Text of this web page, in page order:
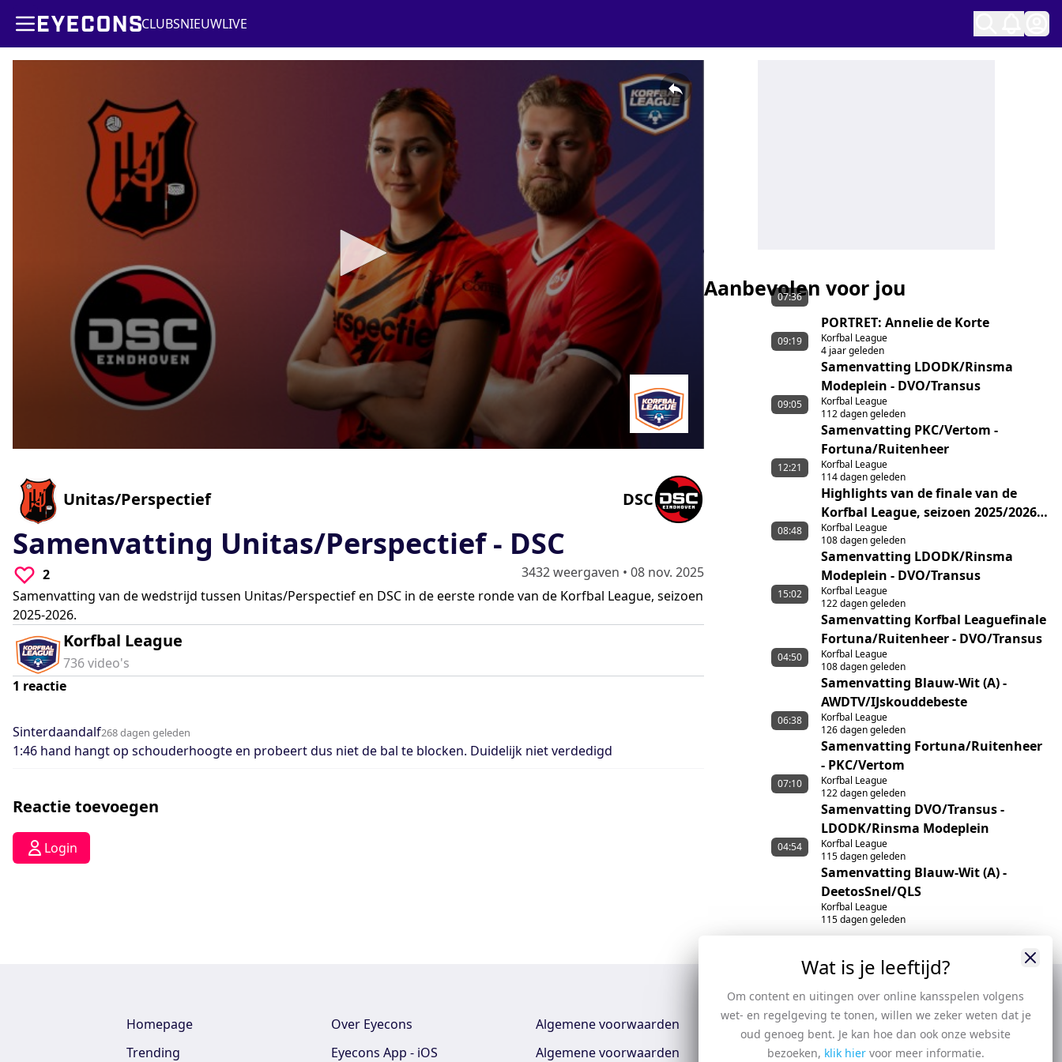
CLUBSNIEUWLIVE
seconds Volume
90%
Unitas/Perspectief DSC
Samenvatting Unitas/Perspectief - DSC
2 3432 weergaven • 08 nov. 2025
Samenvatting van de wedstrijd tussen Unitas/Perspectief en DSC in de eerste ronde van de Korfbal League, seizoen
2025-2026.
Korfbal League
736video's
1 reactie
Sinterdaandalf268 dagen geleden
1:46 hand hangt op schouderhoogte en probeert dus niet de bal te blocken. Duidelijk niet verdedigd
Reactie toevoegen
Login
Aanbevolen voor jou
07:36
PORTRET: Annelie de Korte
Korfbal League
4 jaar geleden
09:19
Samenvatting LDODK/Rinsma
Modeplein - DVO/Transus
Korfbal League
112 dagen geleden
09:05
Samenvatting PKC/Vertom -
Fortuna/Ruitenheer
Korfbal League
114 dagen geleden
12:21
Highlights van de finale van de
Korfbal League, seizoen 2025/2026,
tussen Fortuna/Ruitenheer en
DVO/Transus
Korfbal League
108 dagen geleden
08:48
Samenvatting LDODK/Rinsma
Modeplein - DVO/Transus
Korfbal League
122 dagen geleden
15:02
Samenvatting Korfbal Leaguefinale
Fortuna/Ruitenheer - DVO/Transus
Korfbal League
108 dagen geleden
04:50
Samenvatting Blauw-Wit (A) -
AWDTV/IJskouddebeste
Korfbal League
126 dagen geleden
06:38
Samenvatting Fortuna/Ruitenheer
- PKC/Vertom
Korfbal League
122 dagen geleden
07:10
Samenvatting DVO/Transus -
LDODK/Rinsma Modeplein
Korfbal League
115 dagen geleden
04:54
Samenvatting Blauw-Wit (A) -
DeetosSnel/QLS
Korfbal League
115 dagen geleden
Homepage
Trending
Over Eyecons
Eyecons App - iOS
Algemene voorwaarden
Algemene voorwaarden
Wat is je leeftijd?
Om content en uitingen over online kansspelen volgens
wet- en regelgeving te tonen, willen we zeker weten dat je
oud genoeg bent. Je kan hoe dan ook onze website
bezoeken, klik hier voor meer informatie.